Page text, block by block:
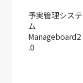
予実管理システ
ム
Manageboard2
.0